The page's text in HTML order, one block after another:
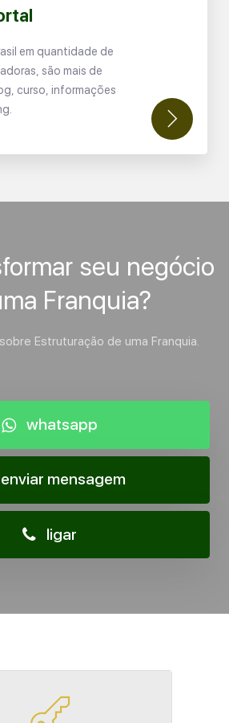
em quantidade de
são mais de
curso, informações
seu negócio
Franquia?
Estruturação de uma Franquia.
whatsapp
enviar mensagem
ligar